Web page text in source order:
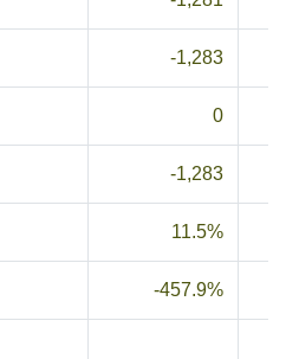
-1,283
0
-1,283
11.5%
-457.9%